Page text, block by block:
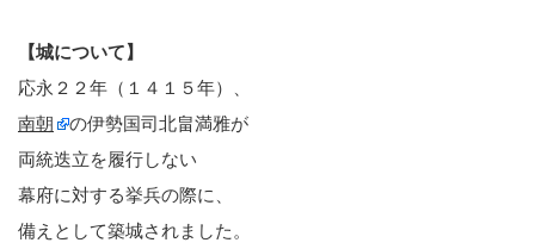
【城について】
応永２２年（１４１５年）、
南朝
の伊勢国司北畠満雅が
両統迭立を履行しない
幕府に対する挙兵の際に、
備えとして築城されました。